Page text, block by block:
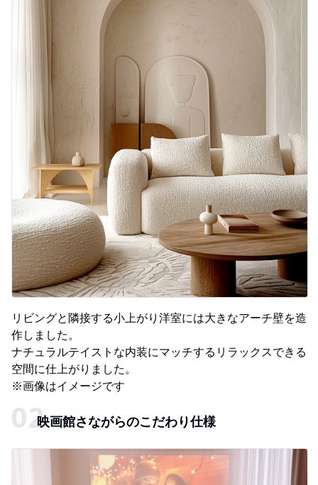
リビングと隣接する小上がり洋室には大きなアーチ壁を造
作しました。
ナチュラルテイストな内装にマッチするリラックスできる
空間に仕上がりました。
※画像はイメージです
映画館さながらのこだわり仕様